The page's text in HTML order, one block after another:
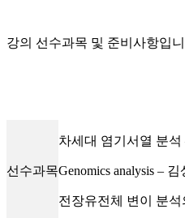
강의 선수과목 및 준비사항입
선수과목
차세대 염기서열 분석
Genomics analysis –
전장유전체 변이 분